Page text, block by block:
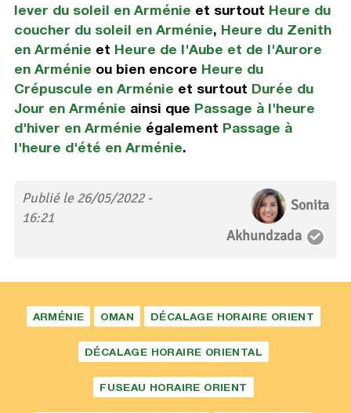
lever du soleil en Arménie et surtout Heure du
coucher du soleil en Arménie, Heure du Zenith
en Arménie et Heure de l'Aube et de l'Aurore
en Arménie ou bien encore Heure du
Crépuscule en Arménie et surtout Durée du
Jour en Arménie ainsi que Passage à l'heure
d'hiver en Arménie également Passage à
l'heure d'été en Arménie.
Publié le 26/05/2022 -
16:21
Sonita
Akhundzada
ARMÉNIE OMAN DÉCALAGE HORAIRE ORIENT
DÉCALAGE HORAIRE ORIENTAL
FUSEAU HORAIRE ORIENT